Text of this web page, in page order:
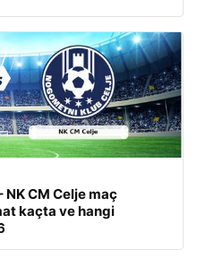
NK CM Celje maç
kaçta ve hangi